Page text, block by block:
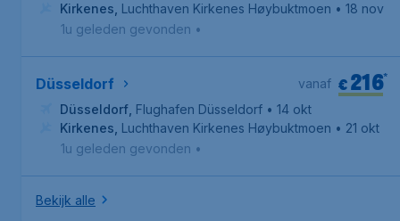
Kirkenes Luchthaven Kirkenes Høybuktmoen • 18 nov
1u geleden gevonden •
Düsseldorf €216*
vanaf
Düsseldorf Flughafen Düsseldorf • 14 okt
Kirkenes Luchthaven Kirkenes Høybuktmoen • 21 okt
1u geleden gevonden •
Bekijk alle